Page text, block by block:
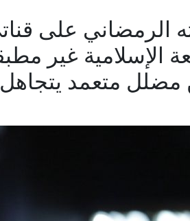
الإسلامية غير
متعمد يتجاهل